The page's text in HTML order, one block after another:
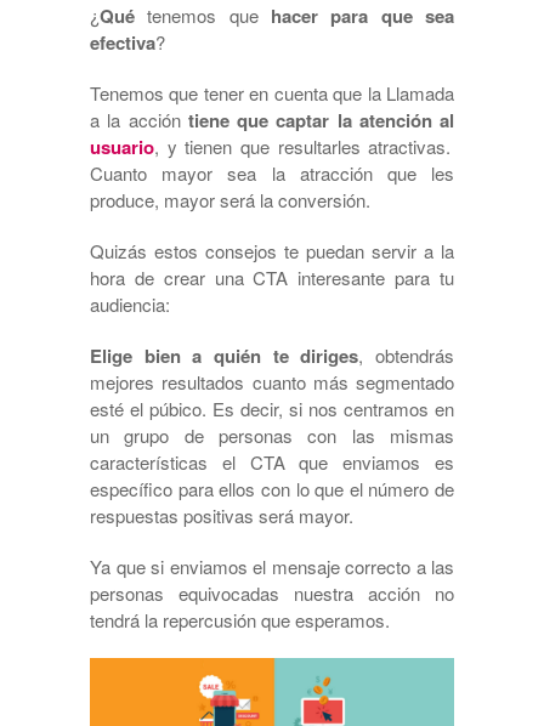
¿Qué tenemos que hacer para que sea
efectiva?
Tenemos que tener en cuenta que la Llamada
a la acción tiene que captar la atención al
usuario, y tienen que resultarles atractivas.
Cuanto mayor sea la atracción que les
produce, mayor será la conversión.
Quizás estos consejos te puedan servir a la
hora de crear una CTA interesante para tu
audiencia:
Elige bien a quién te diriges, obtendrás
mejores resultados cuanto más segmentado
esté el púbico. Es decir, si nos centramos en
un grupo de personas con las mismas
características el CTA que enviamos es
específico para ellos con lo que el número de
respuestas positivas será mayor.
Ya que si enviamos el mensaje correcto a las
personas equivocadas nuestra acción no
tendrá la repercusión que esperamos.